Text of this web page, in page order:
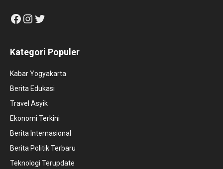
Facebook
Instagram
Twitter
Kategori Populer
Kabar Yogyakarta
Berita Edukasi
Travel Asyik
Ekonomi Terkini
Berita Internasional
Berita Politik Terbaru
Teknologi Terupdate